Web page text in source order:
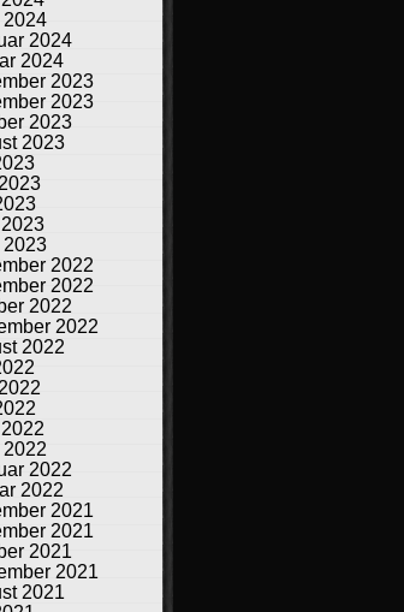
2024
2024
2024
2023
2023
2023
2023
2023
2022
2022
2022
2022
2022
2022
2022
2022
2021
2021
2021
2021
2021